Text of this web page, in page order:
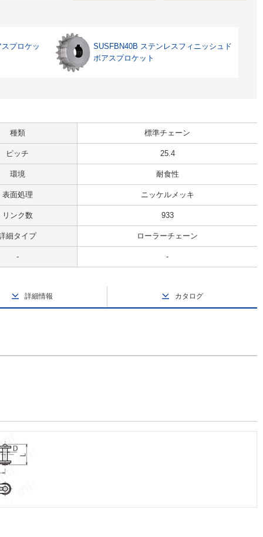
プロケッ
SUSFBN40B ステンレスフィニッシュド
ボアスプロケット
種類 標準チェーン
ピッチ 25.4
環境 耐食性
表面処理 ニッケルメッキ
リンク数 933
細タイプ ローラーチェーン
- -
詳細情報 カタログ